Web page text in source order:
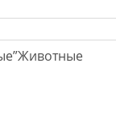
Животные